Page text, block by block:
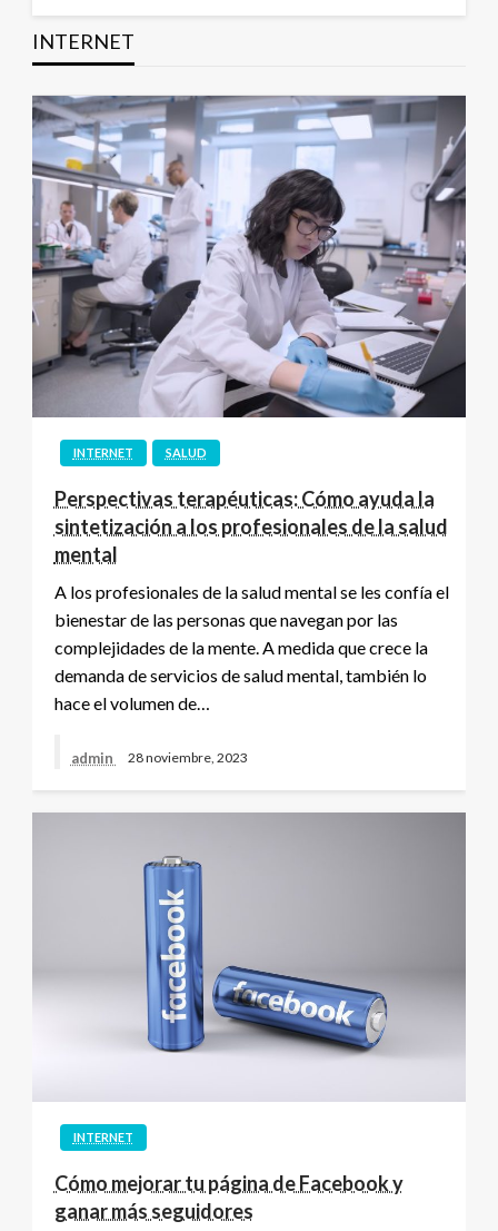
INTERNET
INTERNET SALUD
Perspectivas terapéuticas: Cómo ayuda la
sintetización a los profesionales de la salud
mental
A los profesionales de la salud mental se les confía el
bienestar de las personas que navegan por las
complejidades de la mente. A medida que crece la
demanda de servicios de salud mental, también lo
hace el volumen de…
admin 28 noviembre, 2023
INTERNET
Cómo mejorar tu página de Facebook y
ganar más seguidores